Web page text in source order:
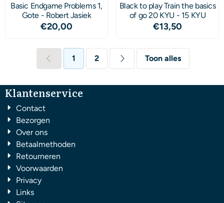
Basic Endgame Problems 1,
Gote - Robert Jasiek
Prijs: 20,00
€20,00
Black to play Train the basics
of go 20 KYU - 15 KYU
Prijs: 13,50
€13,50
1 2 Toon alles
Klantenservice
Contact
Bezorgen
Over ons
Betaalmethoden
Retourneren
Voorwaarden
Privacy
Links